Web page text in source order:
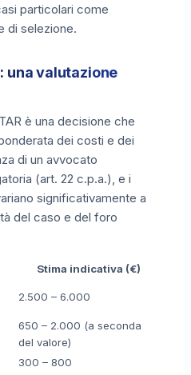
particolari come
di selezione.
una valutazione
è una decisione che
dei costi e dei
di un avvocato
(art. 22 c.p.a.), e i
significativamente a
del caso e del foro
Stima indicativa (€)
2.500 – 6.000
650 – 2.000 (a seconda
del valore)
300 – 800